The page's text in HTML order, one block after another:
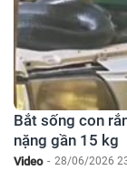
Bắt sống con
nặng gần 15 kg
Video - 28/06/2026